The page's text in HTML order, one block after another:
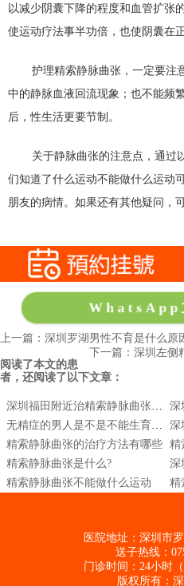
以减少阴囊下降的程度和血管扩张
使运动疗法事半功倍，也使阴囊在
护理精索静脉曲张，一定要注
中的静脉血液回流现象；也不能频
后，性生活更要节制。
关于静脉曲张的注意点，通过
们知道了什么运动不能做什么运动
朋友的病情。如果还有其他疑问，
WhatsApp
上一篇：深圳罗湖男性不育是什么原
下一篇：深圳左侧
阅读了本文的患
者，还阅读了以下文章：
精索静脉曲张的治疗方法有哪些
精
精索静脉曲张是什么?
精索静脉曲张不能做什么运动
医院地址：深圳市
送子热线：
门诊时间：24小时
版权所有：